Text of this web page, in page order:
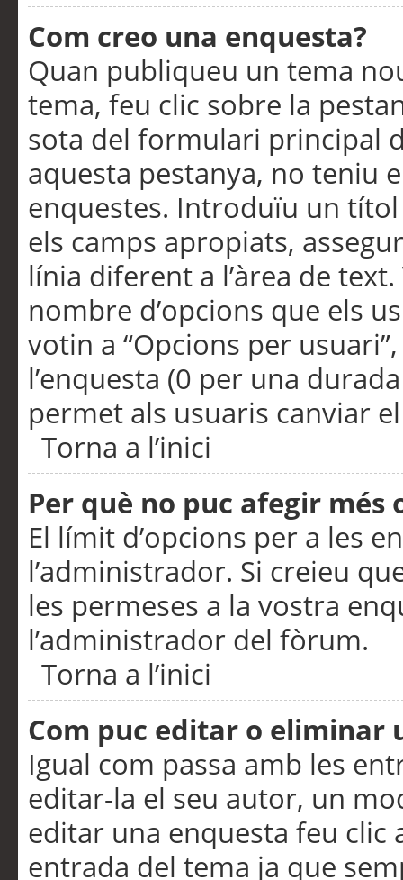
Com creo una enquesta?
Quan publiqueu un tema
tema, feu clic sobre la
sota del formulari principal
aquesta pestanya, no teniu
enquestes. Introduïu un
els camps apropiats,
línia diferent a l’àrea de
nombre d’opcions que els
votin a “Opcions per
l’enquesta (0 per una
permet als usuaris canviar
Torna a l’inici
Per què no puc afegir més
El límit d’opcions per a les
l’administrador. Si creieu
les permeses a la vostra
l’administrador del fòrum.
Torna a l’inici
Com puc editar o eliminar
Igual com passa amb les
editar-la el seu autor, un
editar una enquesta feu clic
entrada del tema ja que